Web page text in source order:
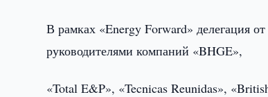
В рамках «Energy Forward» делегация
руководителями компаний «BHGE»,
«Total E&P», «Tecnicas Reunidas»,